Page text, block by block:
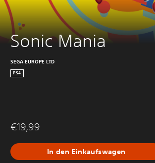
Sonic Mania
SEGA EUROPE LTD
PS4
€19,99
In den Einkaufswagen